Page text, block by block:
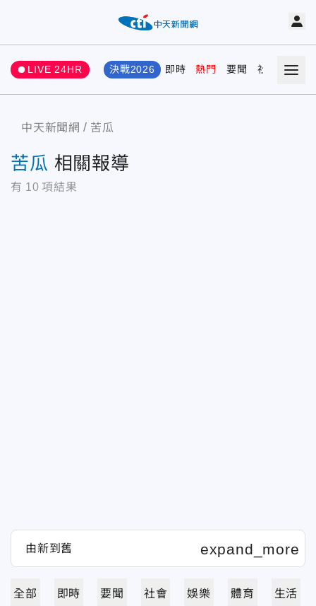
LIVE 24HR 決戰2026 即時 熱門 要聞 社會 娛樂
中天新聞網 苦瓜
苦瓜 相關報導
有 10 項結果
全部 即時 要聞 社會 娛樂 體育 生活